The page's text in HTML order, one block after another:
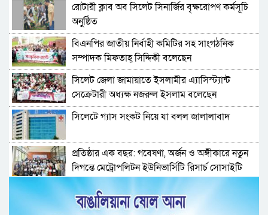
রোটারী ক্লাব অব সিলেট সিনার্জির বৃক্ষরোপণ কর্মসূচি
অনুষ্ঠিত
বিএনপির জাতীয় নির্বাহী কমিটির সহ সাংগঠনিক
সম্পাদক মিফতাহ্ সিদ্দিকী বলেছেন
সিলেট জেলা জামায়াতে ইসলামীর এ্যাসিস্ট্যান্ট
সেক্রেটারী অধ্যক্ষ নজরুল ইসলাম বলেছেন
সিলেটে গ্যাস সংকট নিয়ে যা বলল জালালাবাদ
প্রতিষ্ঠার এক বছর: গবেষণা, অর্জন ও অঙ্গীকারে নতুন
দিগন্তে মেট্রোপলিটন ইউনিভার্সিটি রিসার্চ সোসাইটি
জেলা পরিষদের প্রশাসক আবুল কাহের চৌধুরী জুলাই
স্মৃতিস্তম্ভে শ্রদ্ধা নিবেদন